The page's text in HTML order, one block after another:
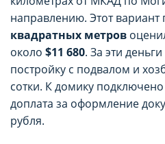
направлению. Этот
квадратных метров
около $11 680. За эти
постройку с подвалом и
сотки. К домику подключено
доплата за оформление
рубля.